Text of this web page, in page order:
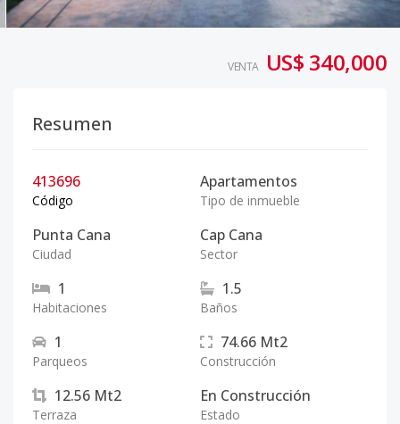
VENTA US$ 340,000
Resumen
413696
Código
Apartamentos
Tipo de inmueble
Punta Cana
Ciudad
Cap Cana
Sector
1
Habitaciones
1.5
Baños
1
Parqueos
74.66 Mt2
Construcción
12.56 Mt2
Terraza
En Construcción
Estado